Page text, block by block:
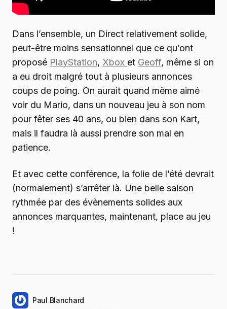
Dans l’ensemble, un Direct relativement solide,
peut-être moins sensationnel que ce qu’ont
proposé PlayStation, Xbox et Geoff, même si on
a eu droit malgré tout à plusieurs annonces
coups de poing. On aurait quand même aimé
voir du Mario, dans un nouveau jeu à son nom
pour fêter ses 40 ans, ou bien dans son Kart,
mais il faudra là aussi prendre son mal en
patience.
Et avec cette conférence, la folie de l’été devrait
(normalement) s’arrêter là. Une belle saison
rythmée par des évènements solides aux
annonces marquantes, maintenant, place au jeu
!
Paul Blanchard